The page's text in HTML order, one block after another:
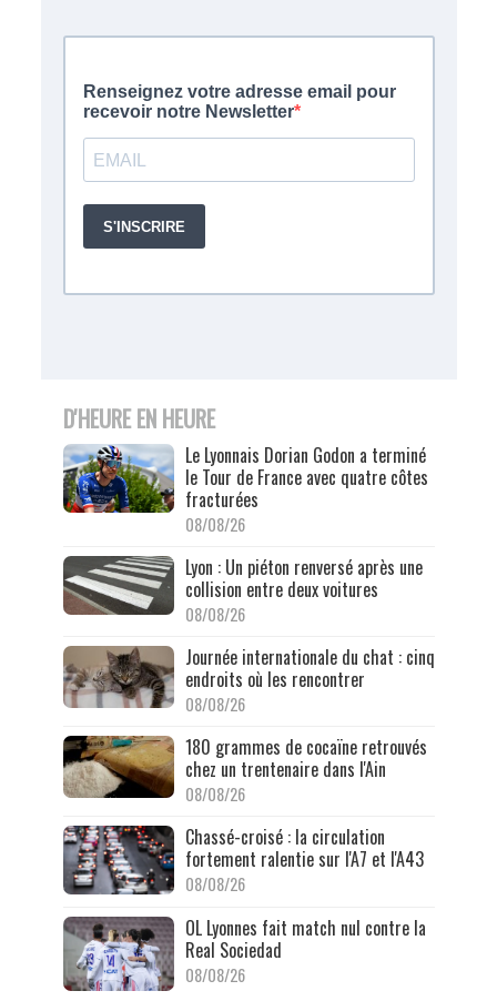
D'HEURE EN HEURE
Le Lyonnais Dorian Godon a terminé
le Tour de France avec quatre côtes
fracturées
08/08/26
Lyon : Un piéton renversé après une
collision entre deux voitures
08/08/26
Journée internationale du chat : cinq
endroits où les rencontrer
08/08/26
180 grammes de cocaïne retrouvés
chez un trentenaire dans l'Ain
08/08/26
Chassé-croisé : la circulation
fortement ralentie sur l'A7 et l'A43
08/08/26
OL Lyonnes fait match nul contre la
Real Sociedad
08/08/26